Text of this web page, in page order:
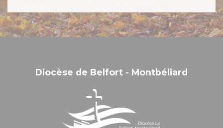
Diocèse de Belfort - Montbéliard